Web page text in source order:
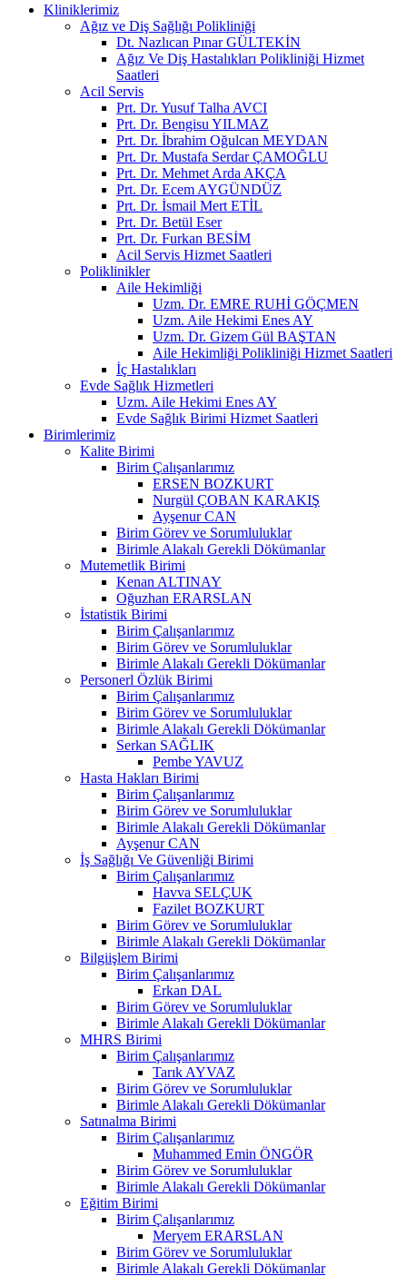
Kliniklerimiz
Ağız ve Diş Sağlığı Polikliniği
Dt. Nazlıcan Pınar GÜLTEKİN
Ağız Ve Diş Hastalıkları Polikliniği Hizmet
Saatleri
Acil Servis
Prt. Dr. Yusuf Talha AVCI
Prt. Dr. Bengisu YILMAZ
Prt. Dr. İbrahim Oğulcan MEYDAN
Prt. Dr. Mustafa Serdar ÇAMOĞLU
Prt. Dr. Mehmet Arda AKÇA
Prt. Dr. Ecem AYGÜNDÜZ
Prt. Dr. İsmail Mert ETİL
Prt. Dr. Betül Eser
Prt. Dr. Furkan BESİM
Acil Servis Hizmet Saatleri
Poliklinikler
Aile Hekimliği
Uzm. Dr. EMRE RUHİ GÖÇMEN
Uzm. Aile Hekimi Enes AY
Uzm. Dr. Gizem Gül BAŞTAN
Aile Hekimliği Polikliniği Hizmet Saatleri
İç Hastalıkları
Evde Sağlık Hizmetleri
Uzm. Aile Hekimi Enes AY
Evde Sağlık Birimi Hizmet Saatleri
Birimlerimiz
Kalite Birimi
Birim Çalışanlarımız
ERSEN BOZKURT
Nurgül ÇOBAN KARAKIŞ
Ayşenur CAN
Birim Görev ve Sorumluluklar
Birimle Alakalı Gerekli Dökümanlar
Mutemetlik Birimi
Kenan ALTINAY
Oğuzhan ERARSLAN
İstatistik Birimi
Birim Çalışanlarımız
Birim Görev ve Sorumluluklar
Birimle Alakalı Gerekli Dökümanlar
Personerl Özlük Birimi
Birim Çalışanlarımız
Birim Görev ve Sorumluluklar
Birimle Alakalı Gerekli Dökümanlar
Serkan SAĞLIK
Pembe YAVUZ
Hasta Hakları Birimi
Birim Çalışanlarımız
Birim Görev ve Sorumluluklar
Birimle Alakalı Gerekli Dökümanlar
Ayşenur CAN
İş Sağlığı Ve Güvenliği Birimi
Birim Çalışanlarımız
Havva SELÇUK
Fazilet BOZKURT
Birim Görev ve Sorumluluklar
Birimle Alakalı Gerekli Dökümanlar
Bilgiişlem Birimi
Birim Çalışanlarımız
Erkan DAL
Birim Görev ve Sorumluluklar
Birimle Alakalı Gerekli Dökümanlar
MHRS Birimi
Birim Çalışanlarımız
Tarık AYVAZ
Birim Görev ve Sorumluluklar
Birimle Alakalı Gerekli Dökümanlar
Satınalma Birimi
Birim Çalışanlarımız
Muhammed Emin ÖNGÖR
Birim Görev ve Sorumluluklar
Birimle Alakalı Gerekli Dökümanlar
Eğitim Birimi
Birim Çalışanlarımız
Meryem ERARSLAN
Birim Görev ve Sorumluluklar
Birimle Alakalı Gerekli Dökümanlar